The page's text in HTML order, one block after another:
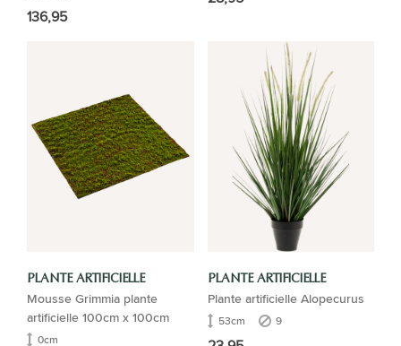
136,95
PLANTE ARTIFICIELLE
Mousse Grimmia plante
artificielle 100cm x 100cm
0cm
PLANTE ARTIFICIELLE
Plante artificielle Alopecurus
53cm 9